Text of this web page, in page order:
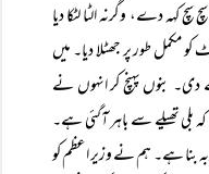
کہہ دے، وگرنہ الٹا لٹکا دیا
مکمل طور پر جھٹلا دیا۔ میں
بنوں پہنچ کر انہوں نے
بلی تھیلے سے باہر آگئی ہے۔
بنا ہے۔ ہم نے وزیر اعظم کو